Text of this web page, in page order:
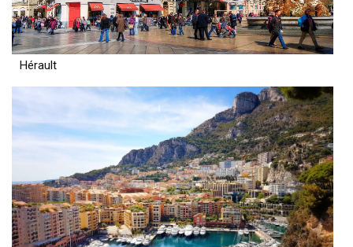
Hérault